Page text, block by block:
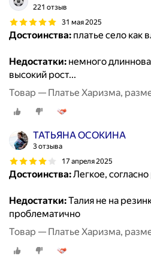
221 отзыв
31 мая 2025
Достоинства: платье село как
Недостатки: немного
высокий рост...
Товар — Платье
ТАТЬЯНА ОСОКИНА
3 отзыва
17 апреля 2025
Достоинства:Легкое,
Недостатки:Талия не на
проблематично
Товар — Платье